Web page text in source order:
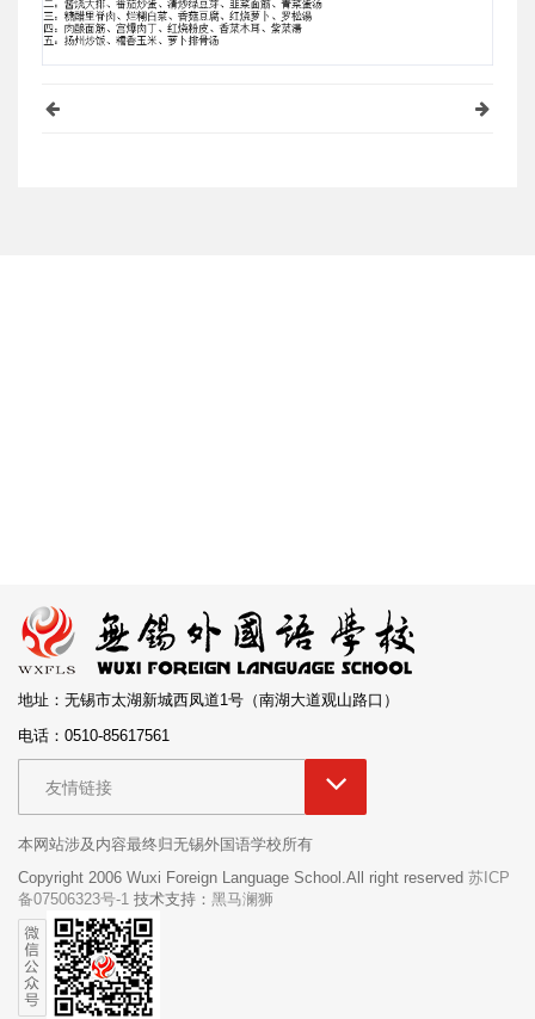
地址：无锡市太湖新城西凤道1号（南湖大道观山路口）
电话：0510-85617561
友情链接
本网站涉及内容最终归无锡外国语学校所有
Copyright 2006 Wuxi Foreign Language School.All right reserved 苏ICP
备07506323号-1 技术支持： 黑马澜狮